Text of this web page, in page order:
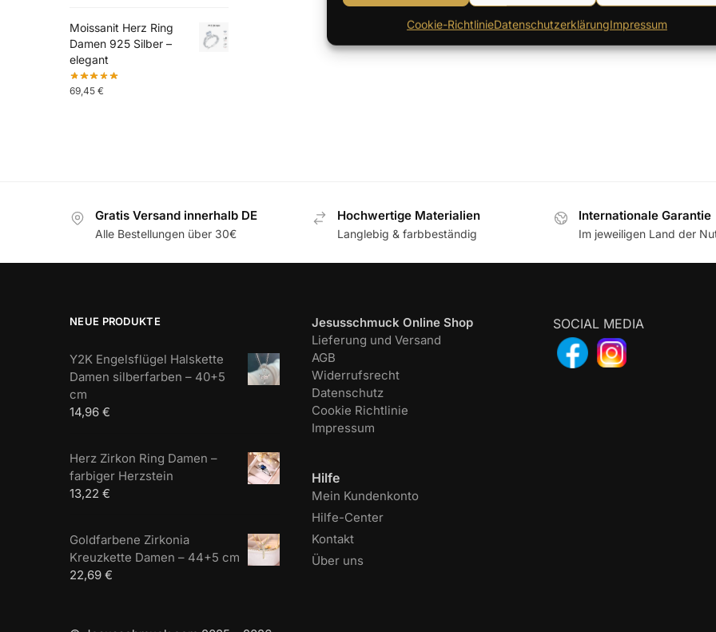
Cookie-RichtlinieDatenschutzerklärungImpressum
Moissanit Herz Ring
Damen 925 Silber –
elegant
69,45 €
Gratis Versand innerhalb DE
Alle Bestellungen über 30€
Hochwertige Materialien
Langlebig & farbbeständig
Internationale Garantie
Im jeweiligen Land der
NEUE PRODUKTE
Y2K Engelsflügel Halskette
Damen silberfarben – 40+5
cm
14,96 €
Herz Zirkon Ring Damen –
farbiger Herzstein
13,22 €
Goldfarbene Zirkonia
Kreuzkette Damen – 44+5 cm
22,69 €
Jesusschmuck Online Shop
Lieferung und Versand
AGB
Widerrufsrecht
Datenschutz
Cookie Richtlinie
Impressum
Hilfe
Mein Kundenkonto
Hilfe-Center
Kontakt
Über uns
SOCIAL MEDIA